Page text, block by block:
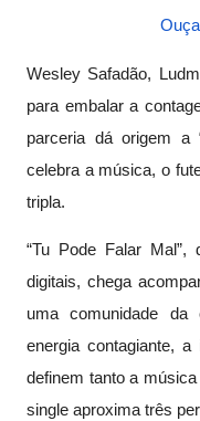
Wesley Safadão,
para embalar a
parceria dá origem a
celebra a música, o
tripla.
“Tu Pode Falar Mal”,
digitais, chega
uma comunidade
energia contagiante,
definem tanto a
single aproxima três